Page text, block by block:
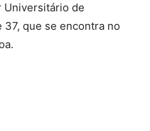
Universitário de
37, que se encontra no